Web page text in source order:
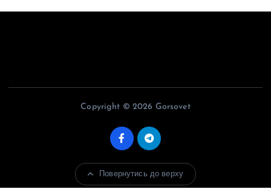
Copyright © 2026 Gorsovet
Повернутись до верху